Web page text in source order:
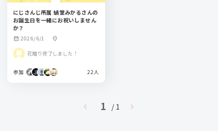
にじさんじ所属 蝸堂みかるさんの
お誕生日を一緒にお祝いしません
か？
calendar_month 2026/6/1 location_on
花贈り完了しました！
参加 22人
chevron_left 1 / 1 chevron_right